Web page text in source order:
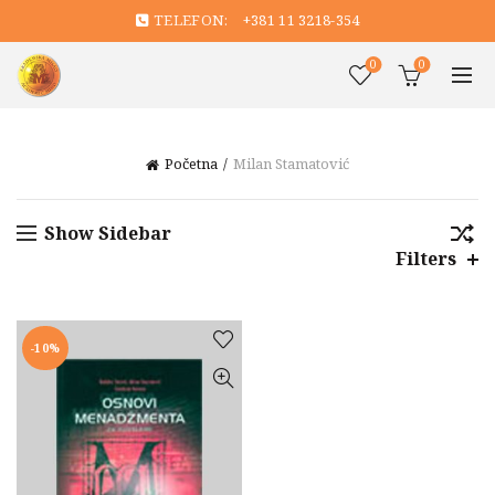
TELEFON: +381 11 3218-354
0 0
Početna Milan Stamatović
Show Sidebar
Filters
-10%